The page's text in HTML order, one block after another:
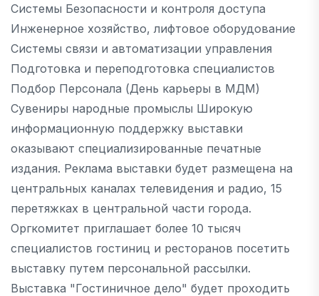
Системы Безопасности и контроля доступа
Инженерное хозяйство, лифтовое оборудование
Системы связи и автоматизации управления
Подготовка и переподготовка специалистов
Подбор Персонала (День карьеры в МДМ)
Сувениры народные промыслы Широкую
информационную поддержку выставки
оказывают специализированные печатные
издания. Реклама выставки будет размещена на
центральных каналах телевидения и радио, 15
перетяжках в центральной части города.
Оргкомитет приглашает более 10 тысяч
специалистов гостиниц и ресторанов посетить
выставку путем персональной рассылки.
Выставка "Гостиничное дело" будет проходить